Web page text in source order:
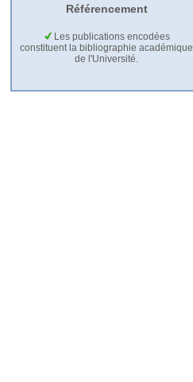
Référencement
Les publications encodées
constituent la bibliographie académique
de l'Université.